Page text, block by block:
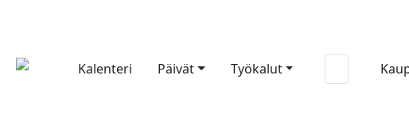
Kalenteri Päivät Työkalut